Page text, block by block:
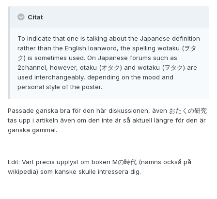
Citat
To indicate that one is talking about the Japanese definition
rather than the English loanword, the spelling wotaku (ヲタ
ク) is sometimes used. On Japanese forums such as
2channel, however, otaku (オタク) and wotaku (ヲタク) are
used interchangeably, depending on the mood and
personal style of the poster.
Passade ganska bra för den här diskussionen, även おたくの研究
tas upp i artikeln även om den inte är så aktuell längre för den är
ganska gammal.
Edit: Vart precis upplyst om boken Mの時代 (nämns också på
wikipedia) som kanske skulle intressera dig.